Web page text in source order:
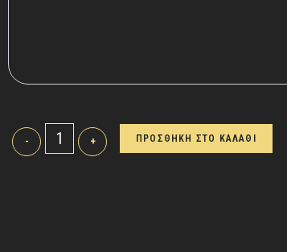
- + ΠΡΟΣΘΗΚΗ ΣΤΟ ΚΑΛΑΘΙ